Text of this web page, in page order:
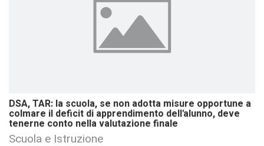
DSA, TAR: la scuola, se non adotta misure opportune a
colmare il deficit di apprendimento dell'alunno, deve
tenerne conto nella valutazione finale
Scuola e Istruzione